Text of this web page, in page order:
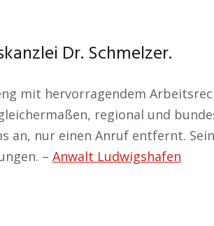
Dr. Schmelzer.
mit hervorragendem
regional und
an, nur einen Anruf entfernt.
– Anwalt Ludwigshafen